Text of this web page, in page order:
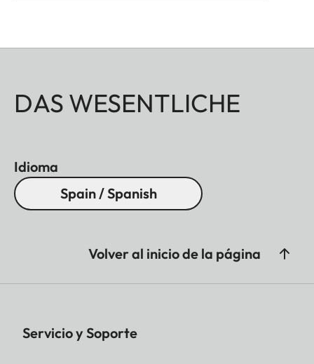
DAS WESENTLICHE
Idioma
Spain / Spanish
Volver al inicio de la página
Servicio y Soporte